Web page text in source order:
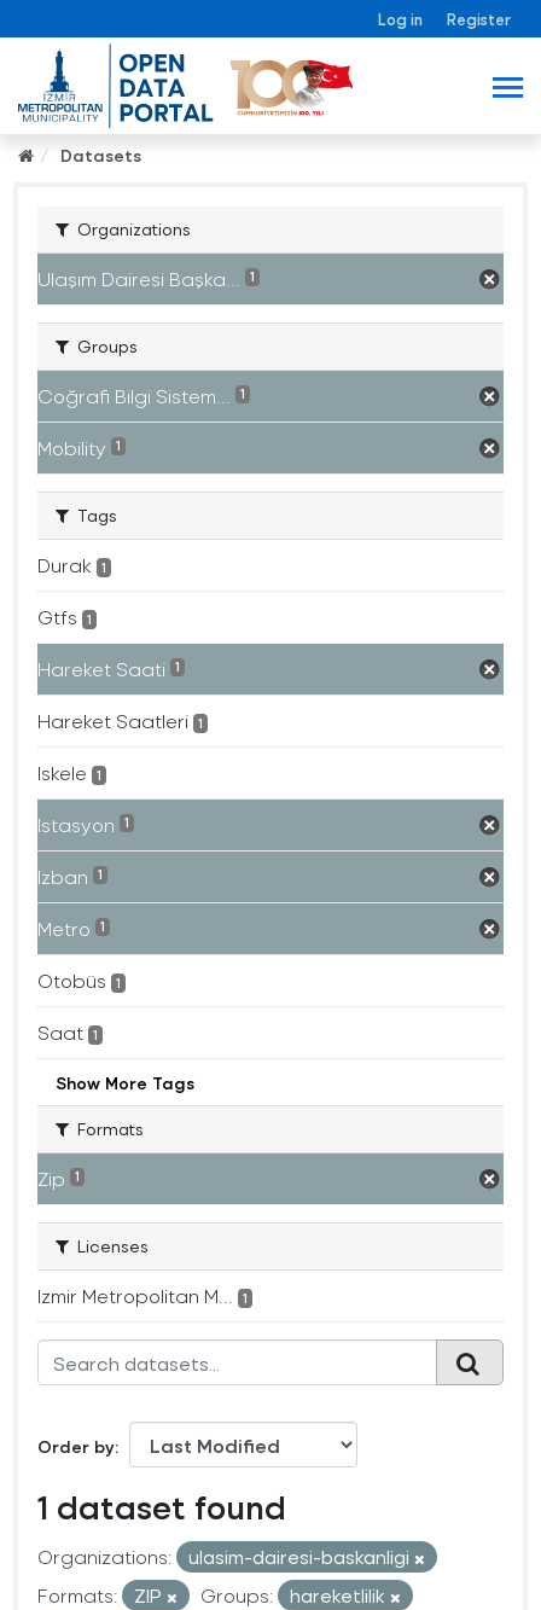
Log in Register
Datasets
Organizations
Ulaşım Dairesi Başka... 1
Groups
Coğrafi Bilgi Sistem... 1
Mobility 1
Tags
Durak 1
Gtfs 1
Hareket Saati 1
Hareket Saatleri 1
Iskele 1
Istasyon 1
Izban 1
Metro 1
Otobüs 1
Saat 1
Show More Tags
Formats
Zip 1
Licenses
Izmir Metropolitan M... 1
Order by
1 dataset found
Organizations:
ulasim-dairesi-baskanligi
Formats:
ZIP Groups:
hareketlilik